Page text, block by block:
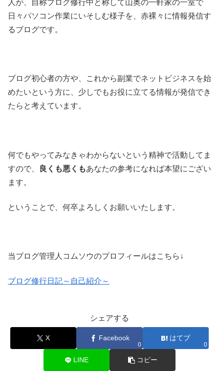
人が、自称ブログ修行中と称して山奥の一軒家の一室で
日々パソコン作業にいそしむ様子を、赤裸々に情報発信す
るブログです。
ブログ初心者の方や、これから副業でネットビジネスを始
めたいという方に、少しでもお役に立てる情報が発信でき
たらと考えています。
何でもやってみなきゃわからないという精神で活動してま
すので、
良くも悪くもあなたの参考になれば本望にござい
ます。
ということで、何卒よろしくお願いいたします。
当ブログ管理人コムソウのプロフィールはこちら↓
ブログ修行日記～自己紹介～
シェアする
X Facebook
0
はてブ
0
LINE コピー